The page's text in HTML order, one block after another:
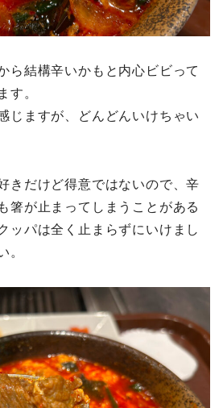
ら結構辛いかもと内心ビビって
す。
じますが、どんどんいけちゃい
きだけど得意ではないので、辛
箸が止まってしまうことがある
ッパは全く止まらずにいけまし
。